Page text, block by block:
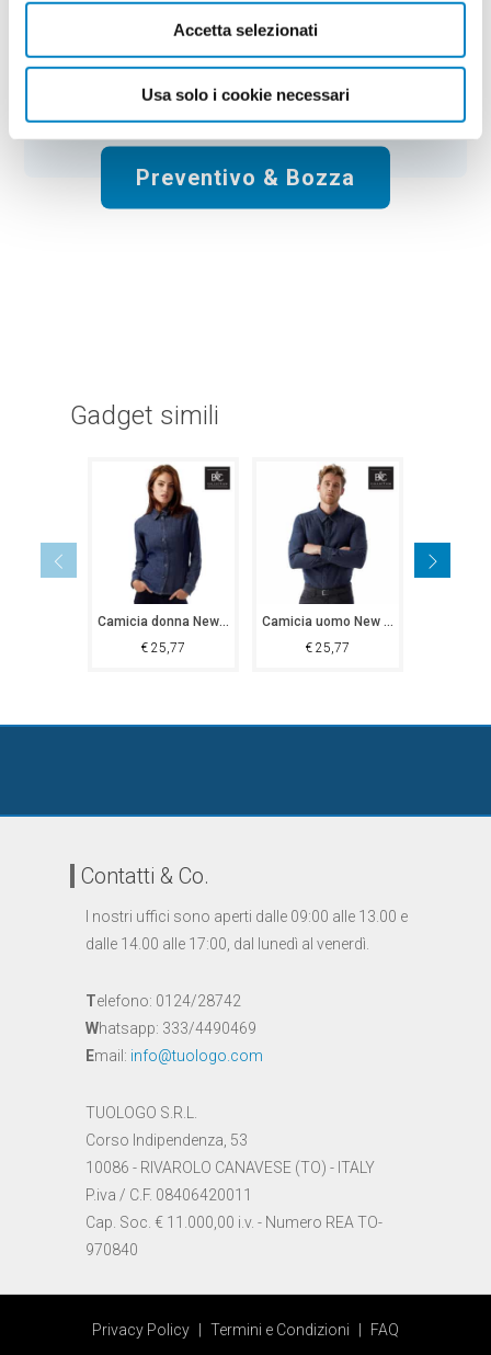
Accetta selezionati
Usa solo i cookie necessari
Spese di spedizione:
€166.50
Preventivo & Bozza
Gadget simili
Camicia donna New Forest
€ 25,77
Camicia uomo New Forest
€ 25,77
Contatti & Co.
I nostri uffici sono aperti dalle 09:00 alle 13.00 e
dalle 14.00 alle 17:00, dal lunedì al venerdì.
Telefono: 0124/28742
Whatsapp: 333/4490469
Email: info@tuologo.com
TUOLOGO S.R.L.
Corso Indipendenza, 53
10086 - RIVAROLO CANAVESE (TO) - ITALY
P.iva / C.F. 08406420011
Cap. Soc. € 11.000,00 i.v. - Numero REA TO-
970840
Privacy Policy Termini e Condizioni FAQ